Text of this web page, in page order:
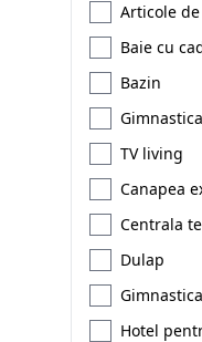
Articole
Baie cu
Bazin
Gimnastica
TV living
Canapea
Centrala
Dulap
Hotel